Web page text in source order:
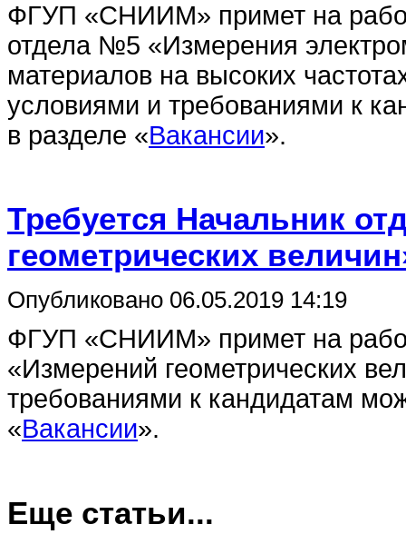
ФГУП «СНИИМ» примет на
отдела №5 «Измерения
материалов на высоких
условиями и требованиями к
в разделе «Вакансии».
Требуется Начальник
геометрических
Опубликовано 06.05.2019 14:19
ФГУП «СНИИМ» примет на
«Измерений геометрических
требованиями к кандидатам
«Вакансии».
Еще статьи...